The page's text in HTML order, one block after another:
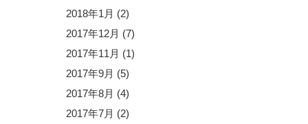
2018年1月 (2)
2017年12月 (7)
2017年11月 (1)
2017年9月 (5)
2017年8月 (4)
2017年7月 (2)